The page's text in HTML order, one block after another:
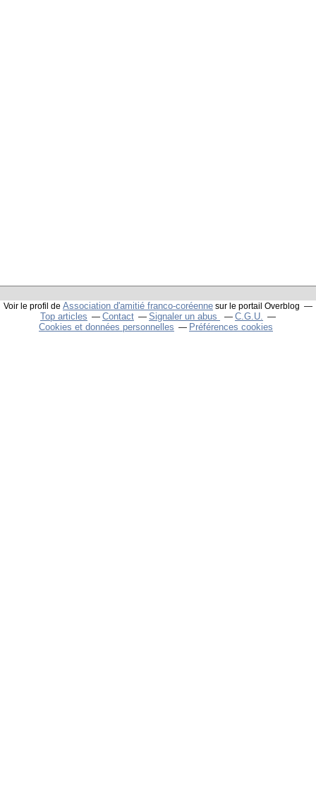
Voir le profil de Association d'amitié franco-coréenne sur le portail Overblog
Top articles Contact Signaler un abus
C.G.U.
Cookies et données personnelles
Préférences cookies